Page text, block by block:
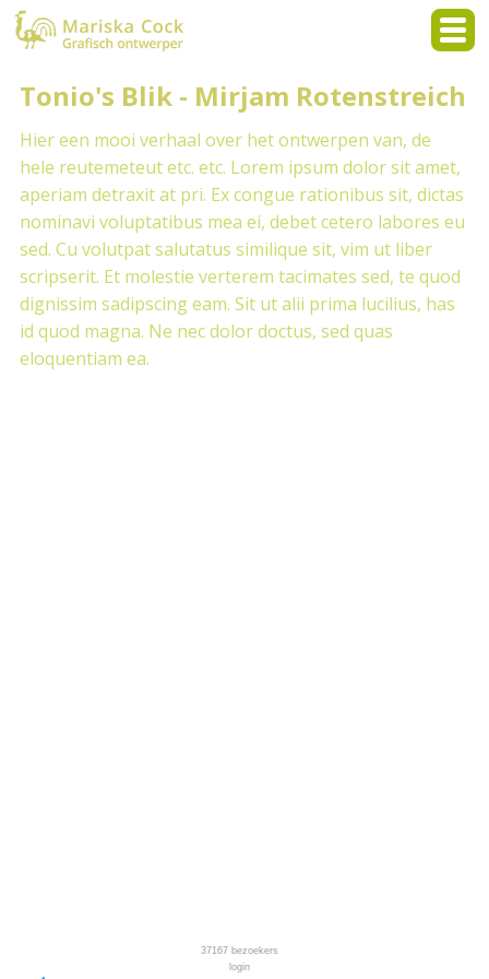
Tonio's Blik - Mirjam Rotenstreich
Hier een mooi verhaal over het ontwerpen van, de
hele reutemeteut etc. etc. Lorem ipsum dolor sit amet,
aperiam detraxit at pri. Ex congue rationibus sit, dictas
nominavi voluptatibus mea ei, debet cetero labores eu
sed. Cu volutpat salutatus similique sit, vim ut liber
scripserit. Et molestie verterem tacimates sed, te quod
dignissim sadipscing eam. Sit ut alii prima lucilius, has
id quod magna. Ne nec dolor doctus, sed quas
eloquentiam ea.
37167 bezoekers
login